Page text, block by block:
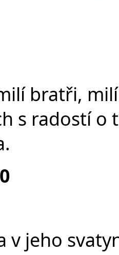
bratři,
s radostí o
v jeho